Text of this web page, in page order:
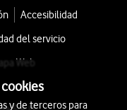
Accesibilidad
del servicio
Web
cookies
y de terceros para